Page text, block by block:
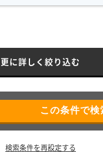
更に詳しく絞り込む
検索条件を再設定する